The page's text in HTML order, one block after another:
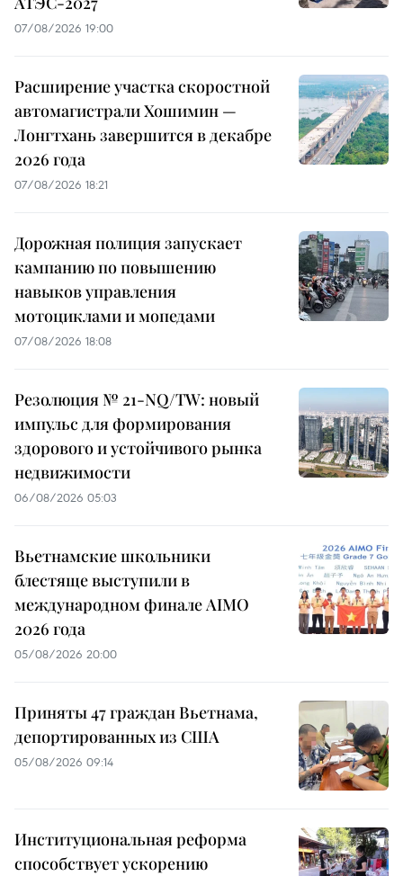
07/08/2026 19:00
Расширение участка скоростной
автомагистрали Хошимин —
Лонгтхань завершится в декабре
2026 года
07/08/2026 18:21
Дорожная полиция запускает
кампанию по повышению
навыков управления
мотоциклами и мопедами
07/08/2026 18:08
Резолюция № 21-NQ/TW: новый
импульс для формирования
здорового и устойчивого рынка
недвижимости
06/08/2026 05:03
Вьетнамские школьники
блестяще выступили в
международном финале AIMO
2026 года
05/08/2026 20:00
Приняты 47 граждан Вьетнама,
депортированных из США
05/08/2026 09:14
Институциональная реформа
способствует ускорению